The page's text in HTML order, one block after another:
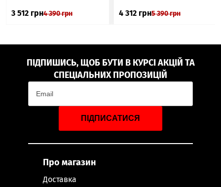
3 512 грн4 390грн 4 312 грн5 390грн
ПІДПИШИСЬ, ЩОБ БУТИ В КУРСІ АКЦІЙ ТА
СПЕЦІАЛЬНИХ ПРОПОЗИЦІЙ
ПІДПИСАТИСЯ
Про магазин
Доставка